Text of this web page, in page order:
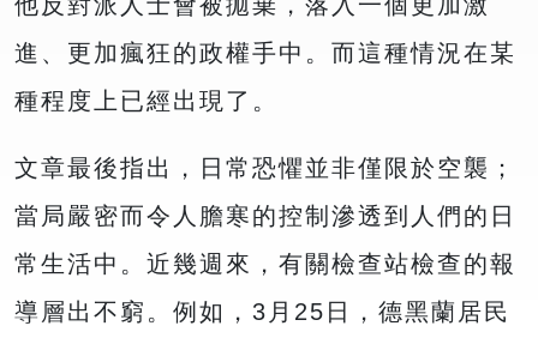
進、更加瘋狂的政權手中。而這種情況在某
種程度上已經出現了。
文章最後指出，日常恐懼並非僅限於空襲；
當局嚴密而令人膽寒的控制滲透到人們的日
常生活中。近幾週來，有關檢查站檢查的報
導層出不窮。例如，3月25日，德黑蘭居民